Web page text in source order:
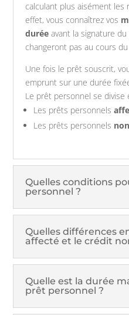
calculant plus aisément les
effet, vous connaîtrez vos
durée avant la signature
changeront pas au cours
Une fois le prêt souscrit,
emprunt sur une durée fixée
Le prêt personnel se divise
Les prêts personnels
Les prêts personnels
Quelles conditions
personnel ?
Quelles différences
affecté et le crédit
Quelle est la durée
prêt personnel ?